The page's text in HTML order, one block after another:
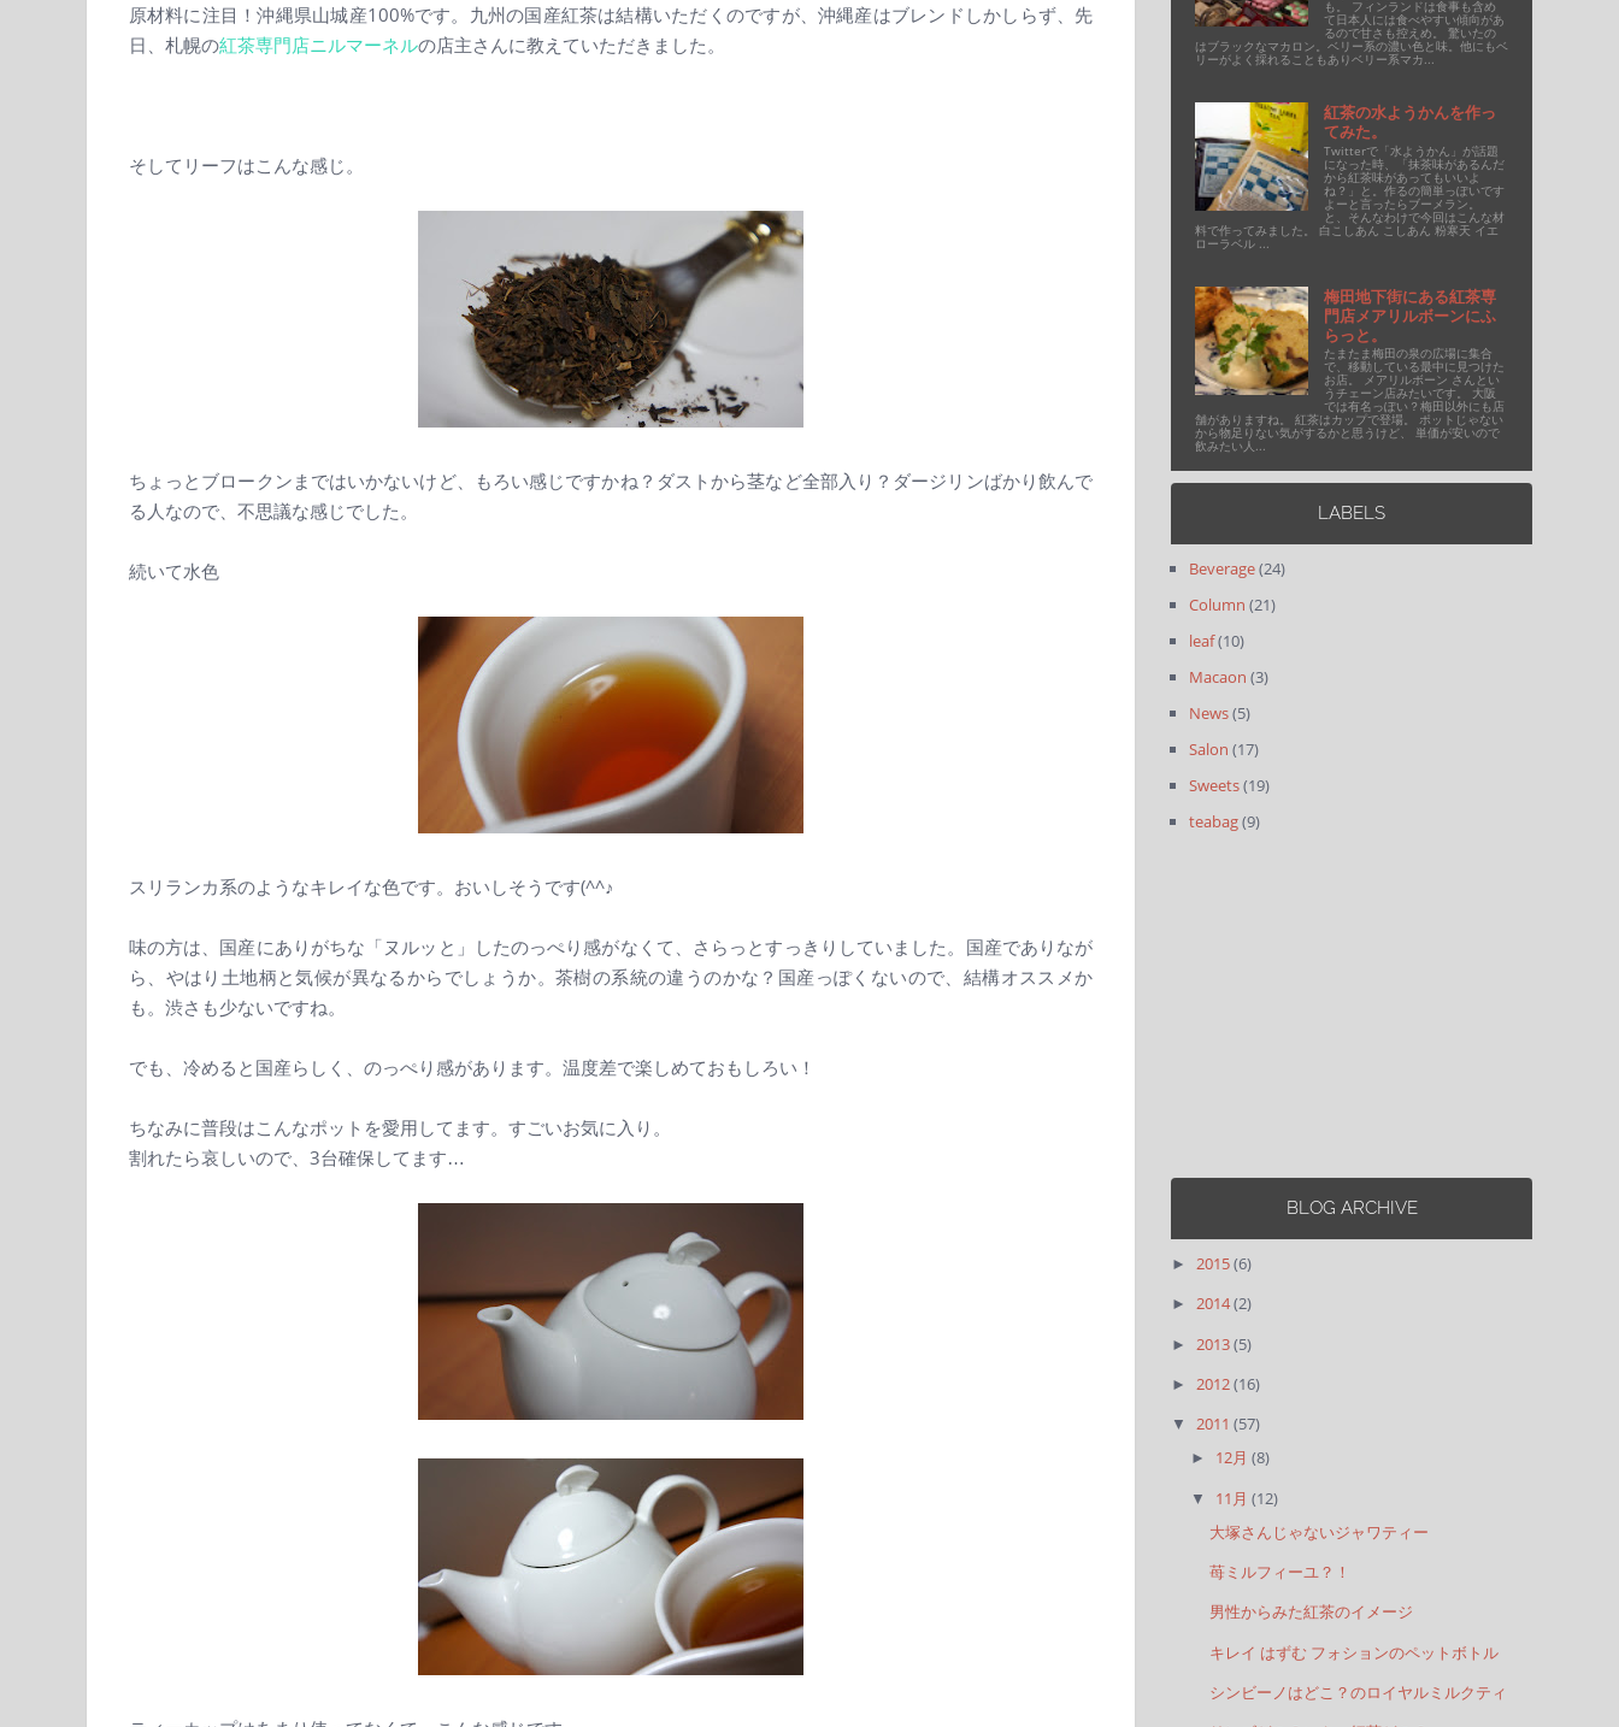
原材料に注目！沖縄県山城産100%です。九州の国産紅茶は結構いただくのですが、沖縄産はブレンドしかしらず、先
日、札幌の紅茶専門店ニルマーネルの店主さんに教えていただきました。
そしてリーフはこんな感じ。
ちょっとブロークンまではいかないけど、もろい感じですかね？ダストから茎など全部入り？ダージリンばかり飲んで
る人なので、不思議な感じでした。
続いて水色
スリランカ系のようなキレイな色です。おいしそうです(^^♪
味の方は、国産にありがちな「ヌルッと」したのっぺり感がなくて、さらっとすっきりしていました。国産でありなが
ら、やはり土地柄と気候が異なるからでしょうか。茶樹の系統の違うのかな？国産っぽくないので、結構オススメか
も。渋さも少ないですね。
でも、冷めると国産らしく、のっぺり感があります。温度差で楽しめておもしろい！
ちなみに普段はこんなポットを愛用してます。すごいお気に入り。
割れたら哀しいので、3台確保してます…
も。 フィンランドは食事も含め
て日本人には食べやすい傾向があ
るので甘さも控えめ。 驚いたの
はブラックなマカロン。ベリー系の濃い色と味。他にもベ
リーがよく採れることもありベリー系マカ...
紅茶の水ようかんを作っ
てみた。
Twitterで「水ようかん」が話題
になった時、「抹茶味があるんだ
から紅茶味があってもいいよ
ね？」と。作るの簡単っぽいです
よーと言ったらブーメラン。
と、そんなわけで今回はこんな材
料で作ってみました。 白こしあん こしあん 粉寒天 イエ
ローラベル ...
梅田地下街にある紅茶専
門店メアリルボーンにふ
らっと。
たまたま梅田の泉の広場に集合
で、移動している最中に見つけた
お店。 メアリルボーン さんとい
うチェーン店みたいです。 大阪
では有名っぽい？梅田以外にも店
舗がありますね。 紅茶はカップで登場。 ポットじゃない
から物足りない気がするかと思うけど、 単価が安いので
飲みたい人...
LABELS
Beverage(24)
Column (21)
leaf(10)
Macaon (3)
News(5)
Salon (17)
Sweets(19)
teabag(9)
BLOG ARCHIVE
► 2015(6)
► 2014(2)
► 2013(5)
► 2012(16)
▼ 2011 (57)
► 12月 (8)
▼ 11月 (12)
大塚さんじゃないジャワティー
苺ミルフィーユ？！
男性からみた紅茶のイメージ
キレイ はずむ フォションのペットボトル
シンビーノはどこ？のロイヤルミルクティ